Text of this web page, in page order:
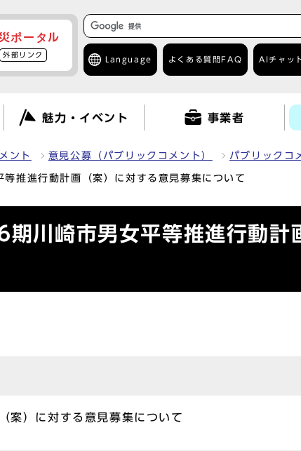
ポータル
外部リンク
Language よくある質問 FAQ AIチャッ
魅力・イベント 事業者
ント 意見公募（パブリックコメント） パブリックコ
推進行動計画（案）に対する意見募集について
期川崎市男女平等推進行動
案）に対する意見募集について